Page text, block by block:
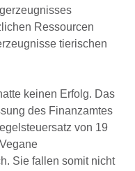
Ressourcen
tierischen
keinen Erfolg. Das
des Finanzamtes
von 19
Sie fallen somit nicht